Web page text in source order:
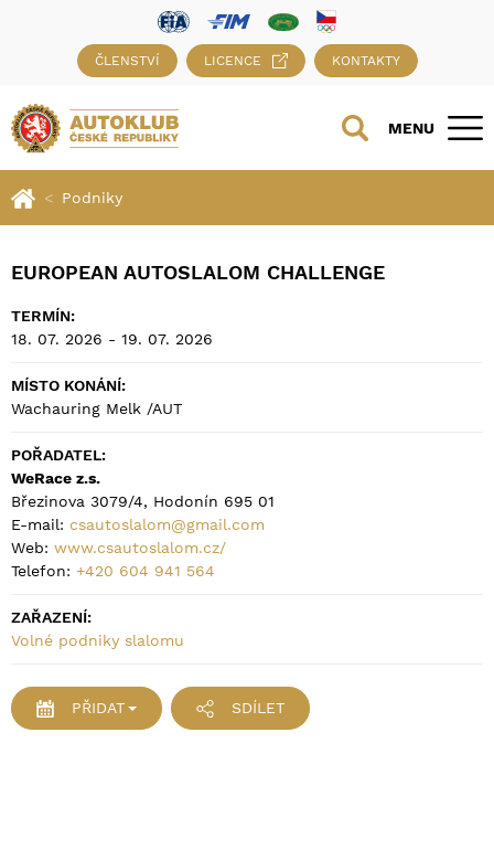
ČLENSTVÍ LICENCE KONTAKTY
MENU
Podniky
EUROPEAN AUTOSLALOM CHALLENGE
TERMÍN:
18. 07. 2026 - 19. 07. 2026
MÍSTO KONÁNÍ:
Wachauring Melk /AUT
POŘADATEL:
WeRace z.s.
Březinova 3079/4, Hodonín 695 01
E-mail: csautoslalom@gmail.com
Web: www.csautoslalom.cz/
Telefon: +420 604 941 564
ZAŘAZENÍ:
Volné podniky slalomu
PŘIDAT SDÍLET